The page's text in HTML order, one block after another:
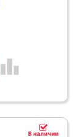
leaderboard